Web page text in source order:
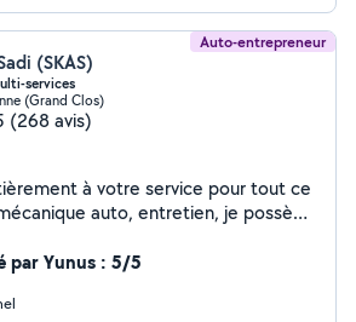
Auto-entrepreneur
(SKAS)
services
(Grand Clos)
(268 avis)
à votre service pour tout ce
auto, entretien, je possède
je propose mes services
par Yunus : 5/5